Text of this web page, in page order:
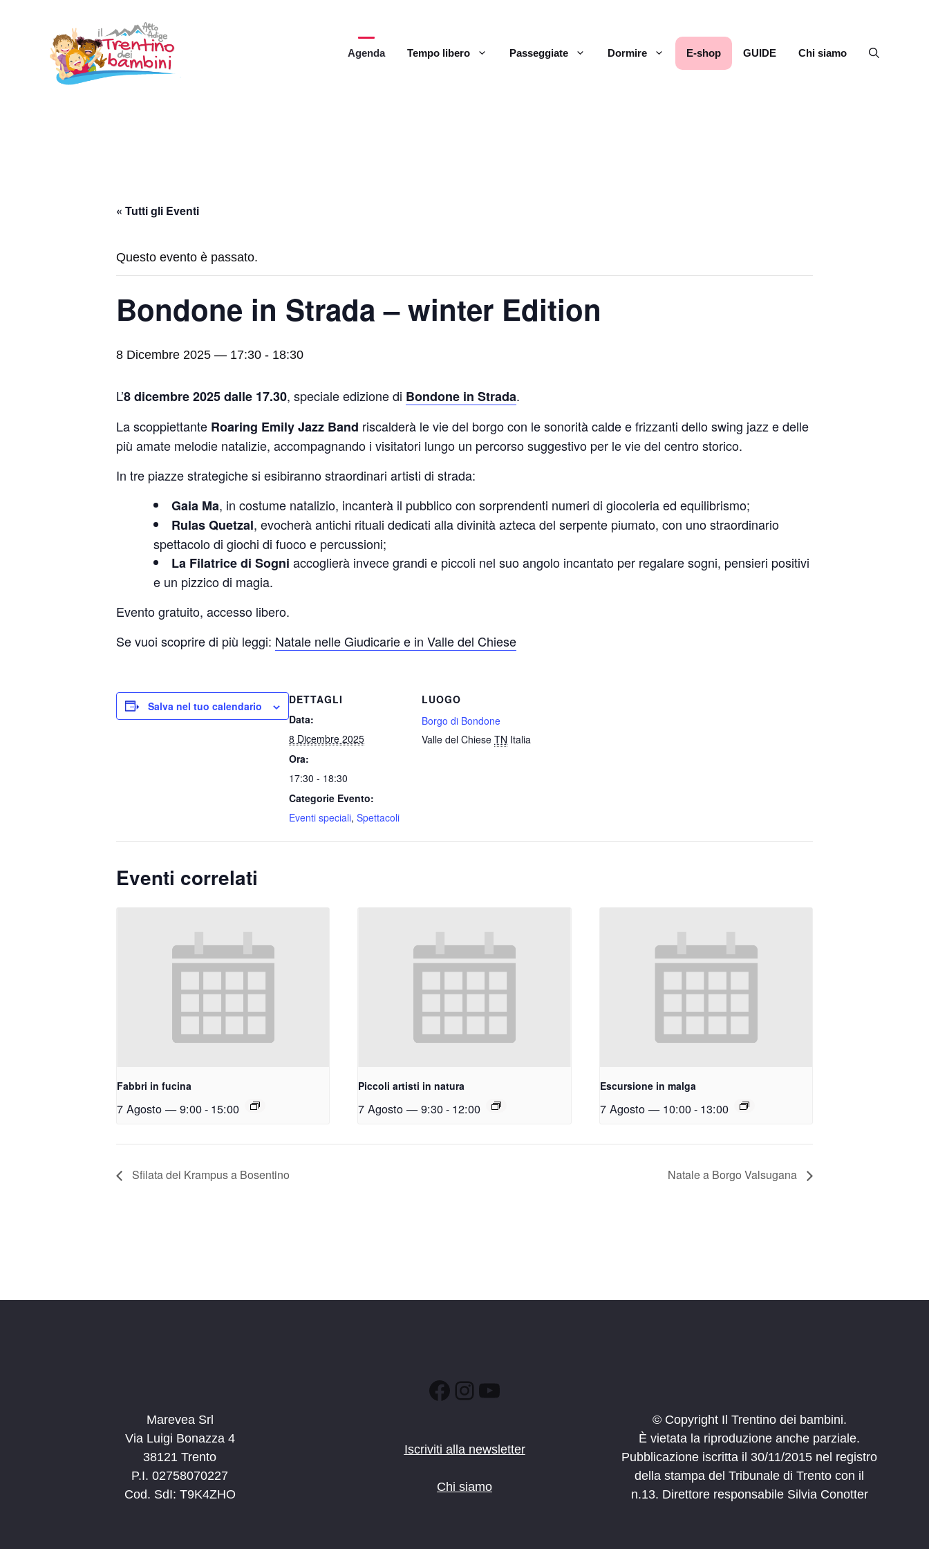
contenuto
Agenda Tempo libero Passeggiate Dormire E-shop GUIDE Chi siamo
« Tutti gli Eventi
Questo evento è passato.
Bondone in Strada – winter Edition
8 Dicembre 2025 — 17:30 - 18:30
L’8 dicembre 2025 dalle 17.30, speciale edizione di Bondone in Strada.
La scoppiettante Roaring Emily Jazz Band riscalderà le vie del borgo con le sonorità calde e frizzanti dello swing jazz e delle
più amate melodie natalizie, accompagnando i visitatori lungo un percorso suggestivo per le vie del centro storico.
In tre piazze strategiche si esibiranno straordinari artisti di strada:
Gaia Ma, in costume natalizio, incanterà il pubblico con sorprendenti numeri di giocoleria ed equilibrismo;
Rulas Quetzal, evocherà antichi rituali dedicati alla divinità azteca del serpente piumato, con uno straordinario
spettacolo di giochi di fuoco e percussioni;
La Filatrice di Sogni accoglierà invece grandi e piccoli nel suo angolo incantato per regalare sogni, pensieri positivi
e un pizzico di magia.
Evento gratuito, accesso libero.
Se vuoi scoprire di più leggi: Natale nelle Giudicarie e in Valle del Chiese
Salva nel tuo calendario
DETTAGLI
Data:
8 Dicembre 2025
Ora:
17:30 - 18:30
Categorie Evento:
Eventi speciali, Spettacoli
LUOGO
Borgo di Bondone
Valle del Chiese TN Italia
Eventi correlati
Fabbri in fucina
7 Agosto — 9:00- 15:00
Piccoli artisti in natura
7 Agosto — 9:30- 12:00
Escursione in malga
7 Agosto — 10:00- 13:00
Sfilata dei Krampus a Bosentino Natale a Borgo Valsugana
Marevea Srl
Via Luigi Bonazza 4
38121 Trento
P.I. 02758070227
Cod. SdI: T9K4ZHO
Facebook
Instagram
YouTube
Iscriviti alla newsletter
Chi siamo
© Copyright Il Trentino dei bambini.
È vietata la riproduzione anche parziale.
Pubblicazione iscritta il 30/11/2015 nel registro
della stampa del Tribunale di Trento con il
n.13. Direttore responsabile Silvia Conotter